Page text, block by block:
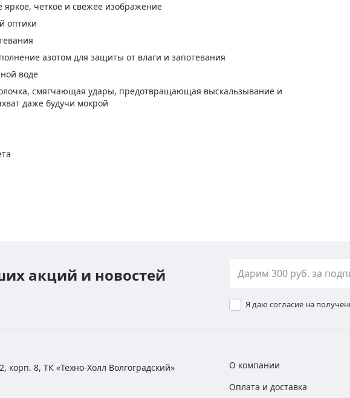
четкое и свежее изображение
оптики
азотом для защиты от влаги и запотевания
воде
смягчающая удары, предотвращающая выскальзывание и
даже будучи мокрой
акций и новостей
Я даю согласие на
корп. 8, ТК «Техно-Холл Волгоградский»
О компании
Оплата и доставка